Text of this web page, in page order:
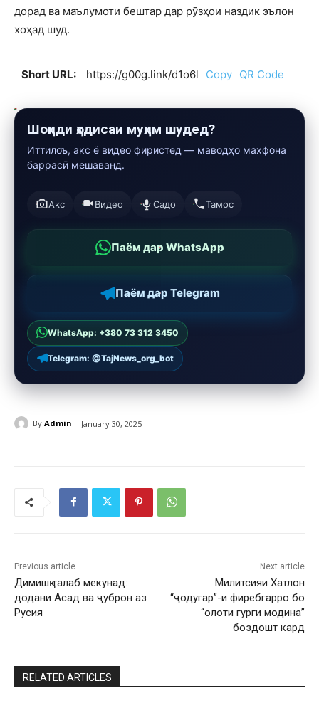
дорад ва маълумоти бештар дар рӯзҳои наздик эълон
хоҳад шуд.
Short URL: https://g00g.link/d1o6l Copy QR Code
Шоҳиди ҳодисаи муҳим шудед?
Иттилоъ, акс ё видео фиристед — маводҳо махфона
баррасӣ мешаванд.
Акс Видео Садо Тамос
Паём дар WhatsApp
Паём дар Telegram
WhatsApp: +380 73 312 3450
Telegram: @TajNews_org_bot
By Admin January 30, 2025
Previous article
Димишқ талаб мекунад:
додани Асад ва ҷуброн аз
Русия
Next article
Милитсияи Хатлон
“ҷодугар”-и фиребгарро бо
“олоти гурги модина”
боздошт кард
RELATED ARTICLES